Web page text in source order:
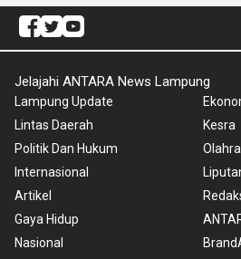
Jelajahi ANTARA News Lampung
Lampung Update
Lintas Daerah
Politik Dan Hukum
Internasional
Artikel
Gaya Hidup
Nasional
Kesra